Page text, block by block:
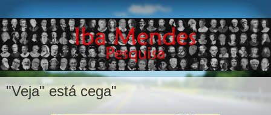
"Veja" está cega"